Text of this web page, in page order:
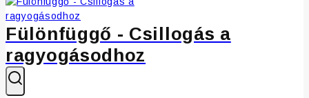
Fülönfüggő - Csillogás a
ragyogásodhoz